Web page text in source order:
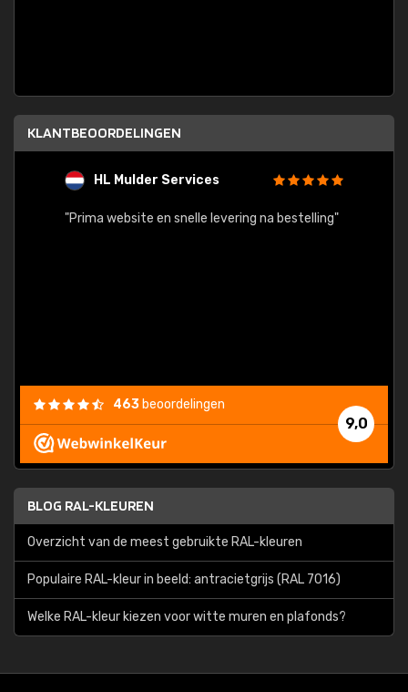
KLANTBEOORDELINGEN
HL Mulder Services
"Prima website en snelle levering na bestelling"
9,0
463 beoordelingen
BLOG RAL-KLEUREN
Overzicht van de meest gebruikte RAL-kleuren
Populaire RAL-kleur in beeld: antracietgrijs (RAL 7016)
Welke RAL-kleur kiezen voor witte muren en plafonds?